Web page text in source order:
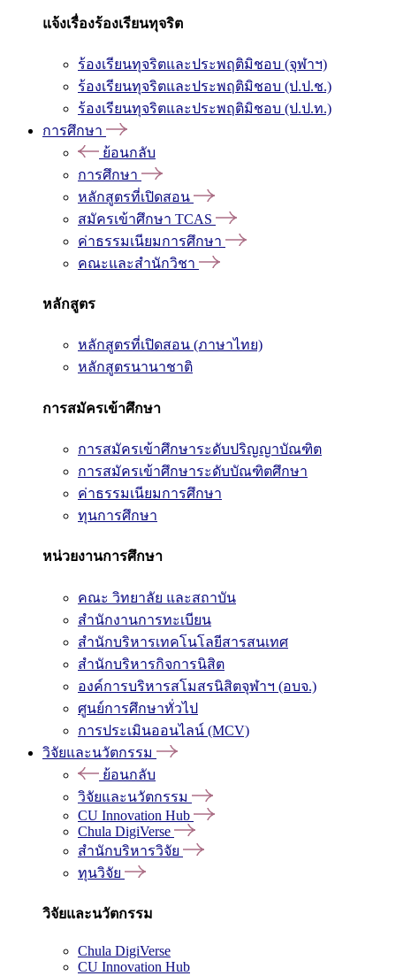
แจ้งเรื่องร้องเรียนทุจริต
ร้องเรียนทุจริตและประพฤติมิชอบ (จุฬาฯ)
ร้องเรียนทุจริตและประพฤติมิชอบ (ป.ป.ช.)
ร้องเรียนทุจริตและประพฤติมิชอบ (ป.ป.ท.)
การศึกษา
ย้อนกลับ
การศึกษา
หลักสูตรที่เปิดสอน
สมัครเข้าศึกษา TCAS
ค่าธรรมเนียมการศึกษา
คณะและสำนักวิชา
หลักสูตร
หลักสูตรที่เปิดสอน (ภาษาไทย)
หลักสูตรนานาชาติ
การสมัครเข้าศึกษา
การสมัครเข้าศึกษาระดับปริญญาบัณฑิต
การสมัครเข้าศึกษาระดับบัณฑิตศึกษา
ค่าธรรมเนียมการศึกษา
ทุนการศึกษา
หน่วยงานการศึกษา
คณะ วิทยาลัย และสถาบัน
สำนักงานการทะเบียน
สำนักบริหารเทคโนโลยีสารสนเทศ
สำนักบริหารกิจการนิสิต
องค์การบริหารสโมสรนิสิตจุฬาฯ (อบจ.)
ศูนย์การศึกษาทั่วไป
การประเมินออนไลน์ (MCV)
วิจัยและนวัตกรรม
ย้อนกลับ
วิจัยและนวัตกรรม
CU Innovation Hub
Chula DigiVerse
สำนักบริหารวิจัย
ทุนวิจัย
วิจัยและนวัตกรรม
Chula DigiVerse
CU Innovation Hub